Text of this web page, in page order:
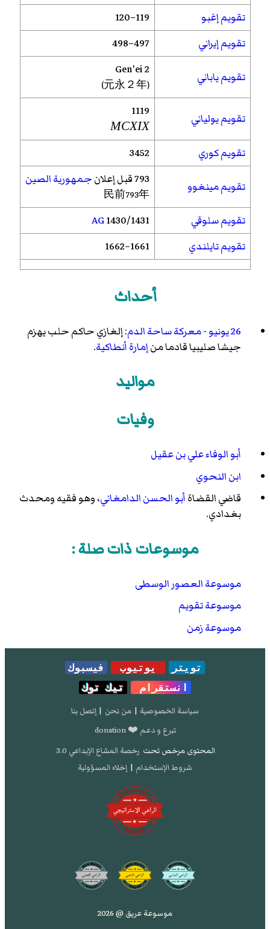
تقويم إغبو
119–120
تقويم إيراني
497–498
تقويم ياباني Gen'ei2
(元永２年)
تقويم يولياني 1119
MCXIX
تقويم كوري 3452
تقويم مينغوو 793 قبل إعلان جمهورية الصين
民前793年
تقويم سلوقي 1430/1431
AG
تقويم تايلندي
1661–1662
أحداث
26 يونيو -معركة ساحة الدم: إلغازي حاكم حلب يهزم
جيشا صليبيا قادما منإمارة أنطاكية.
مواليد
وفيات
أبو الوفاء علي بن عقيل
ابن النحوي
قاضي القضاةأبو الحسن الدامغاني، وهو فقيه ومحدث
بغدادي.
موسوعات ذات صلة :
موسوعة العصور الوسطى
موسوعة تقويم
موسوعة زمن
تويتر يوتيوب
فيسبوك
انستقرام
تيك توك
سياسة الخصوصية | من نحن | إتصل بنا
تبرع و دعم ❤️ donation
المحتوى مرخص تحت رخصة المشاع الإبداعي 3.0
شروط الإستخدام | إخلاء المسؤولية
موسوعة عريق @ 2026